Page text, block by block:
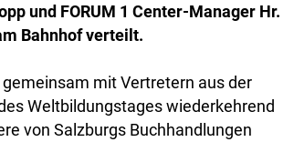
und FORUM 1 Center-Manager Hr.
Bahnhof verteilt.
mit Vertretern aus der
Weltbildungstages wiederkehrend
von Salzburgs Buchhandlungen